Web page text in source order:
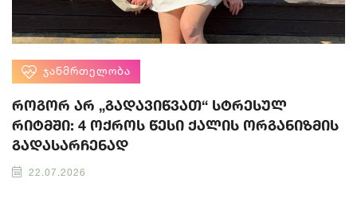
ᲯᲐᲜᲛᲠᲗᲔᲚᲝᲑᲐ
როგორ არ „გადავიწვათ“ სტრესულ
რიტმში: 4 ოქროს წესი ქალის ორგანიზმის
გადასარჩენად
22.07.2026